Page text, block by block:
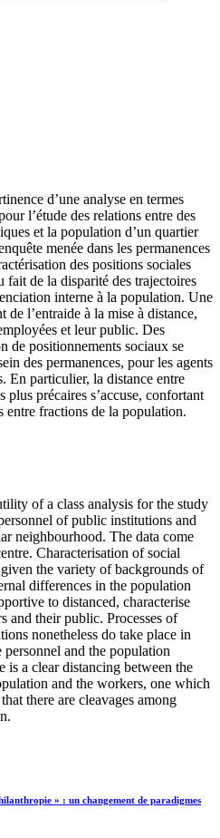
d’une analyse en termes
l’étude des relations entre des
et la population d’un quartier
menée dans les permanences
des positions sociales
fait de la disparité des trajectoires
interne à la population. Une
de l’entraide à la mise à distance,
et leur public. Des
de positionnements sociaux se
des permanences, pour les agents
En particulier, la distance entre
plus précaires s’accuse, confortant
entre fractions de la population.
of a class analysis for the study
of public institutions and
neighbourhood. The data come
Characterisation of social
the variety of backgrounds of
differences in the population
to distanced, characterise
and their public. Processes of
nonetheless do take place in
and the population
is a clear distancing between the
and the workers, one which
there are cleavages among
» : un changement de paradigmes